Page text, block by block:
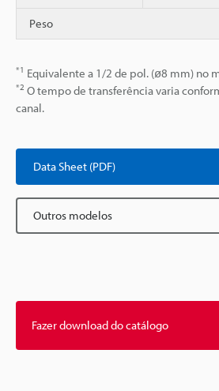
Peso
*1 Equivalente a 1/2 de pol. (ø8 mm) no
*2 O tempo de transferência varia
canal.
Data Sheet (PDF)
Outros modelos
Fazer download do catálogo